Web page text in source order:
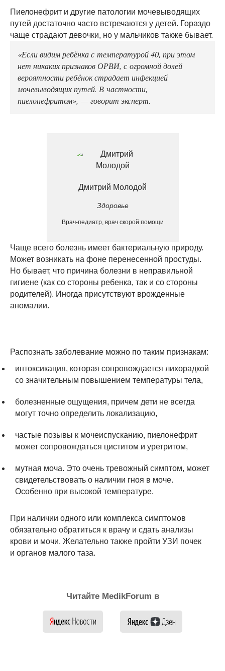
Пиелонефрит и другие патологии мочевыводящих
путей достаточно часто встречаются у детей. Гораздо
чаще страдают девочки, но у мальчиков также бывает.
«Если видим ребёнка с температурой 40, при этом
нет никаких признаков ОРВИ, с огромной долей
вероятности ребёнок страдает инфекцией
мочевыводящих путей. В частности,
пиелонефритом», — говорит эксперт.
Дмитрий Молодой
Здоровье
Врач-педиатр, врач скорой помощи
Чаще всего болезнь имеет бактериальную природу.
Может возникать на фоне перенесенной простуды.
Но бывает, что причина болезни в неправильной
гигиене (как со стороны ребенка, так и со стороны
родителей). Иногда присутствуют врожденные
аномалии.
Распознать заболевание можно по таким признакам:
интоксикация, которая сопровождается лихорадкой
со значительным повышением температуры тела,
болезненные ощущения, причем дети не всегда
могут точно определить локализацию,
частые позывы к мочеиспусканию, пиелонефрит
может сопровождаться циститом и уретритом,
мутная моча. Это очень тревожный симптом, может
свидетельствовать о наличии гноя в моче.
Особенно при высокой температуре.
При наличии одного или комплекса симптомов
обязательно обратиться к врачу и сдать анализы
крови и мочи. Желательно также пройти УЗИ почек
и органов малого таза.
Читайте MedikForum в